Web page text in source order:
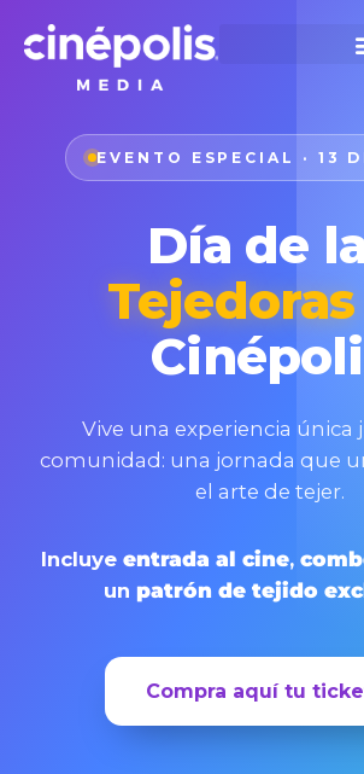
EVENTO ESPECIAL · 13
Día de
Tejedoras
Vive una experiencia única
comunidad: una jornada que
el arte de tejer.
Incluye entrada al cine,
un patrón de tejido
Compra aquí tu